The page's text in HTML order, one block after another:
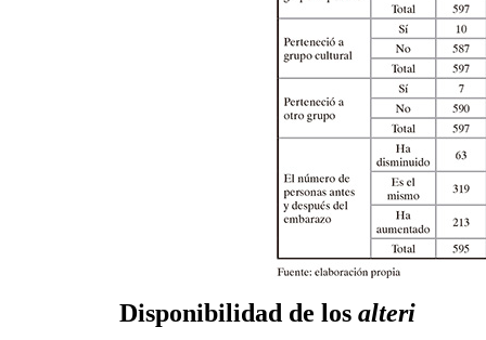
Disponibilidad de los alteri